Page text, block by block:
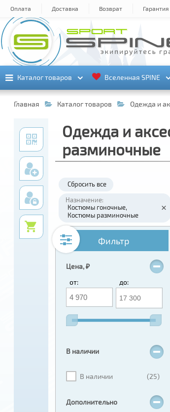
Оплата Доставка Возврат Гарантия
Каталог товаров
Каталог товаров Вселенная SPINE
Вселенная SPINE
Главная Каталог товаров Одежда и
Одежда и
разминочные
Сбросить все
Назначение:
Костюмы гоночные
Костюмы разминочные
Фильтр
Цена, ₽
от:
до:
В наличии
В наличии (25)
Дополнительно